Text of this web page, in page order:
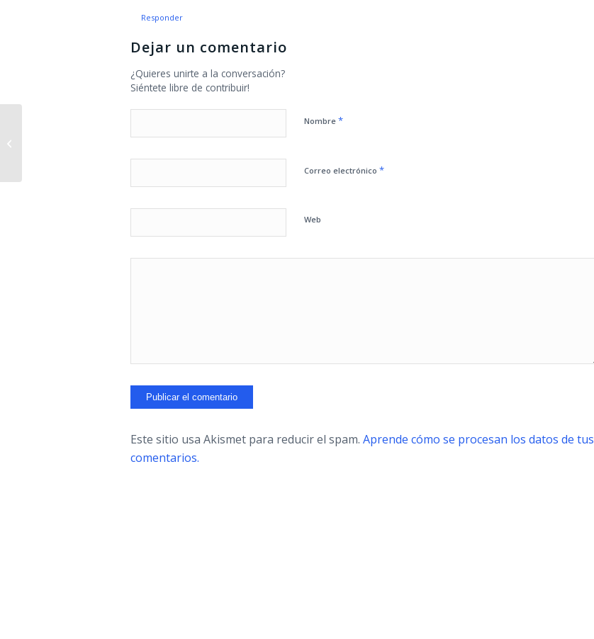
Responder
Dejar un comentario
¿Quieres unirte a la conversación?
Siéntete libre de contribuir!
Nombre*
Correo electrónico*
Web
Este sitio usa Akismet para reducir el spam.Aprende cómo se procesan los datos de tus
comentarios.
Geolocalización y Social Media en la